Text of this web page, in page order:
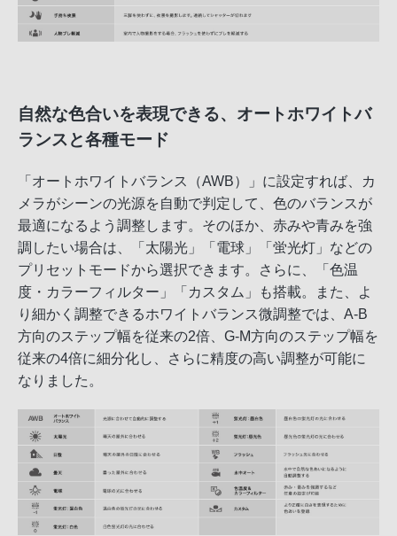
自然な色合いを表現できる、オートホワイトバ
ランスと各種モード
「オートホワイトバランス（AWB）」に設定すれば、カ
メラがシーンの光源を自動で判定して、色のバランスが
最適になるよう調整します。そのほか、赤みや青みを強
調したい場合は、「太陽光」「電球」「蛍光灯」などの
プリセットモードから選択できます。さらに、「色温
度・カラーフィルター」「カスタム」も搭載。また、よ
り細かく調整できるホワイトバランス微調整では、A-B
方向のステップ幅を従来の2倍、G-M方向のステップ幅を
従来の4倍に細分化し、さらに精度の高い調整が可能に
なりました。